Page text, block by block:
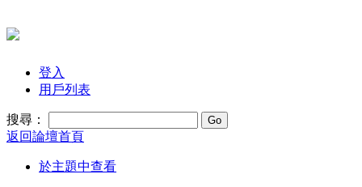
登入
用戶列表
搜尋：
返回論壇首頁
於主題中查看